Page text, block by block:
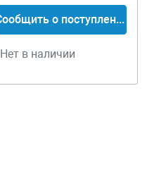
Сообщить о поступлении
Нет в наличии